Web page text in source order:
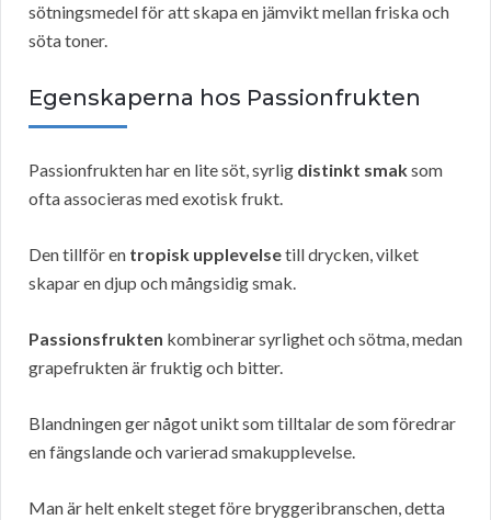
sötningsmedel för att skapa en jämvikt mellan friska och
söta toner.
Egenskaperna hos Passionfrukten
Passionfrukten har en lite söt, syrlig distinkt smaksom
ofta associeras med exotisk frukt.
Den tillför en tropisk upplevelsetill drycken, vilket
skapar en djup och mångsidig smak.
Passionsfrukten kombinerar syrlighet och sötma, medan
grapefrukten är fruktig och bitter.
Blandningen ger något unikt som tilltalar de som föredrar
en fängslande och varierad smakupplevelse.
Man är helt enkelt steget före bryggeribranschen, detta